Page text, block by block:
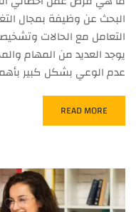
البحث عن وظيفة بمجال
التعامل مع الحالات
يوجد العديد من المهام
عدم الوعي بشكل كبير
READ MORE